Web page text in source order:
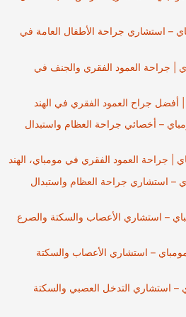
– استشاري جراحة الأطفال العامة في
| جراحة العمود الفقري والجنف في
| أفضل جراح العمود الفقري في الهند
– أخصائي جراحة العظام واستبدال
| جراحة العمود الفقري في مومباي، الهند
– استشاري جراحة العظام واستبدال
– استشاري الأعصاب والسكتة والصرع
– استشاري الأعصاب والسكتة
– استشاري التدخل العصبي والسكتة